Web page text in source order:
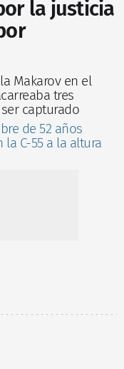
la justicia
Makarov en el
tres
capturado
de 52 años
C-55 a la altura